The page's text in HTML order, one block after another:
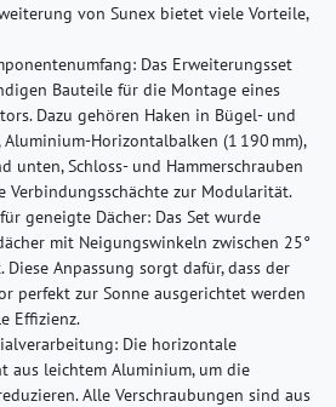
von Sunex bietet viele Vorteile,
Das Erweiterungsset
Bauteile für die Montage eines
Dazu gehören Haken in Bügel- und
Horizontalbalken (1 190 mm),
unten, Schloss- und Hammerschrauben
Verbindungsschächte zur Modularität.
geneigte Dächer: Das Set wurde
mit Neigungswinkeln zwischen 25°
Anpassung sorgt dafür, dass der
perfekt zur Sonne ausgerichtet werden
Effizienz.
Die horizontale
aus leichtem Aluminium, um die
Alle Verschraubungen sind aus